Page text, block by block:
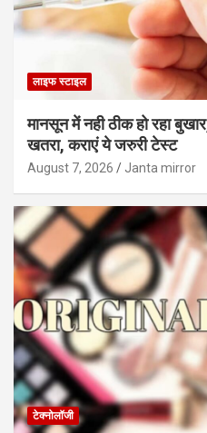
लाइफ स्टाइल
मानसून में नही ठीक हो रहा
खतरा, कराएं ये जरुरी टेस्ट
August 7, 2026 Janta mirror
टेक्नोलॉजी